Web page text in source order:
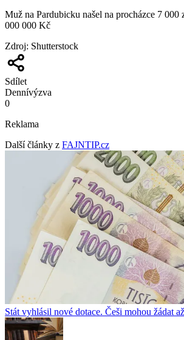
Muž na Pardubicku našel na procházce 7 000
000 000 Kč
Zdroj: Shutterstock
Sdílet
Dennívýzva
0
Reklama
Další články z FAJNTIP.cz
Stát vyhlásil nové dotace. Češi mohou žádat